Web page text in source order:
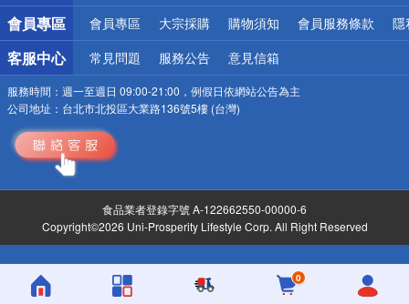
會員專區 會員專區 大宗採購 購物須知 會員服務條款 隱
客服中心 常見問題 服務公告 意見信箱
服務時間： 週一至週日 09:00-21:00，例假日依網站公告為主
公司地址： 台北市北投區大業路136號5樓 (台灣)
食品業者登錄字號 A-122662550-00000-6
Copyright©2026 Uni-Prosperity Lifestyle Corp. All Right Reserved
0